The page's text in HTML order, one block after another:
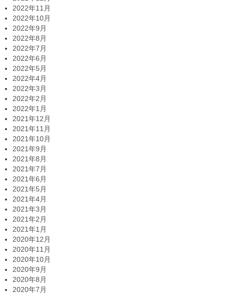
2022年11月
2022年10月
2022年9月
2022年8月
2022年7月
2022年6月
2022年5月
2022年4月
2022年3月
2022年2月
2022年1月
2021年12月
2021年11月
2021年10月
2021年9月
2021年8月
2021年7月
2021年6月
2021年5月
2021年4月
2021年3月
2021年2月
2021年1月
2020年12月
2020年11月
2020年10月
2020年9月
2020年8月
2020年7月